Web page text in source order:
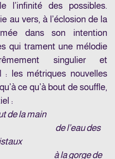
l’infinité des possibles.
au vers, à l’éclosion de la
dans son intention
qui trament une mélodie
singulier et
: les métriques nouvelles
ce qu’à bout de souffle,
:
de la main
des
de